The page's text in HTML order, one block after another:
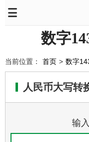
数字
当前位置： 首页 > 数字
人民币大写转
输